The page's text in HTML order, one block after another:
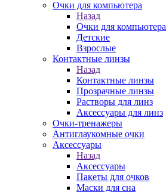
Очки для компьютера
Назад
Очки для компьютера
Детские
Взрослые
Контактные линзы
Назад
Контактные линзы
Прозрачные линзы
Растворы для линз
Аксессуары для линз
Очки-тренажеры
Антиглаукомные очки
Аксессуары
Назад
Аксессуары
Пакеты для очков
Маски для сна